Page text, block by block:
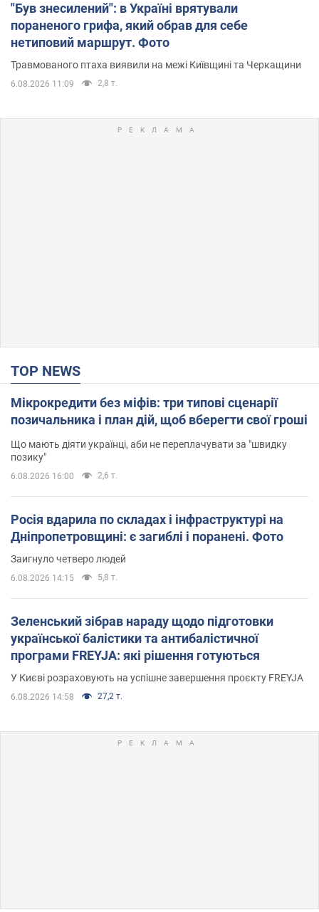
"Був знесилений": в Україні врятували
пораненого грифа, який обрав для себе
нетиповий маршрут. Фото
Травмованого птаха виявили на межі Київщині та Черкащини
6.08.2026 11:09 2,8 т.
TOP NEWS
Мікрокредити без міфів: три типові сценарії
позичальника і план дій, щоб вберегти свої гроші
Що мають діяти українці, аби не переплачувати за "швидку
позику"
6.08.2026 16:00 2,6 т.
Росія вдарила по складах і інфраструктурі на
Дніпропетровщині: є загиблі і поранені. Фото
Заигнуло четверо людей
6.08.2026 14:15 5,8 т.
Зеленський зібрав нараду щодо підготовки
української балістики та антибалістичної
програми FREYJA: які рішення готуються
У Києві розраховують на успішне завершення проєкту FREYJA
6.08.2026 14:58 27,2 т.